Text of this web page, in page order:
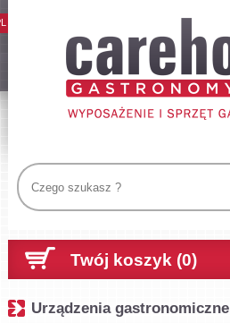
Twój koszyk (0)
Urządzenia gastronomiczne